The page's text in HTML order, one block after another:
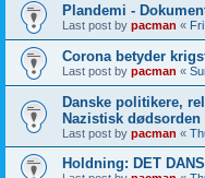
Plandemi -
Last post by pacman «
Corona betyder
Last post by pacman «
Danske politikere,
Nazistisk dødsorden
Last post by pacman «
Holdning: DET